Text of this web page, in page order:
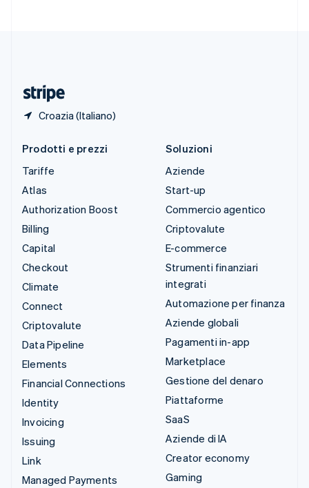
Croazia (Italiano)
Prodotti e prezzi
Tariffe
Atlas
Authorization Boost
Billing
Capital
Checkout
Climate
Connect
Criptovalute
Data Pipeline
Elements
Financial Connections
Identity
Invoicing
Issuing
Link
Managed Payments
Soluzioni
Aziende
Start-up
Commercio agentico
Criptovalute
E-commerce
Strumenti finanziari
integrati
Automazione per finanza
Aziende globali
Pagamenti in-app
Marketplace
Gestione del denaro
Piattaforme
SaaS
Aziende di IA
Creator economy
Gaming